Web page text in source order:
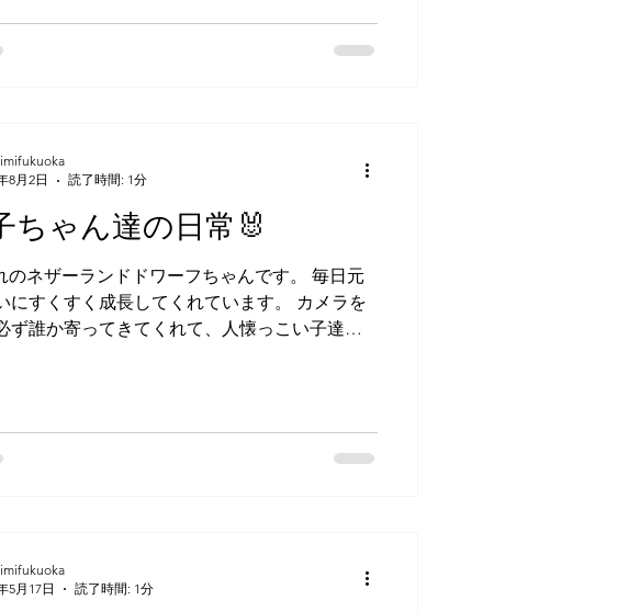
ちゃん達の日常🐰
のネザーランドドワーフちゃんです。 毎日元
にすくすく成長してくれています。 カメラを
ず誰か寄ってきてくれて、人懐っこい子達ば
8月2日
読了時間: 1分
5月17日
読了時間: 1分